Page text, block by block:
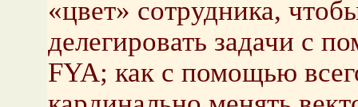
«цвет» сотрудника,
делегировать задачи с
FYA; как с помощью